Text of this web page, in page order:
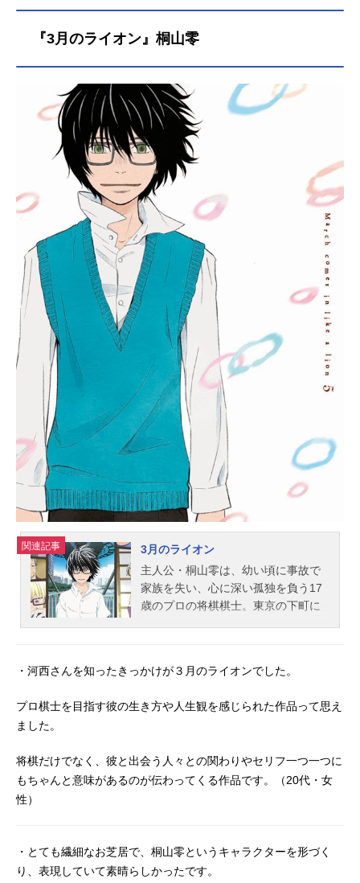
『3月のライオン』桐山零
関連記事
3月のライオン
主人公・桐山零は、幼い頃に事故で
家族を失い、心に深い孤独を負う17
歳のプロの将棋棋士。東京の下町に
は、様々な人間が何かを取り戻して
物語。作品名3月のライオン放送形態
K総合にて話数全22話キャスト桐山
零：河西健吾川本あかり：茅野愛衣
島田開：三木眞一郎三角龍雪：杉田
智和松本一砂：木村昴川本相米二：
・河西さんを知ったきっかけが３月のライオンでした。
プロ棋士を目指す彼の生き方や人生観を感じられた作品って思え
ました。
将棋だけでなく、彼と出会う人々との関わりやセリフ一つ一つに
もちゃんと意味があるのが伝わってくる作品です。（20代・女
性）
・とても繊細なお芝居で、桐山零というキャラクターを形づく
り、表現していて素晴らしかったです。